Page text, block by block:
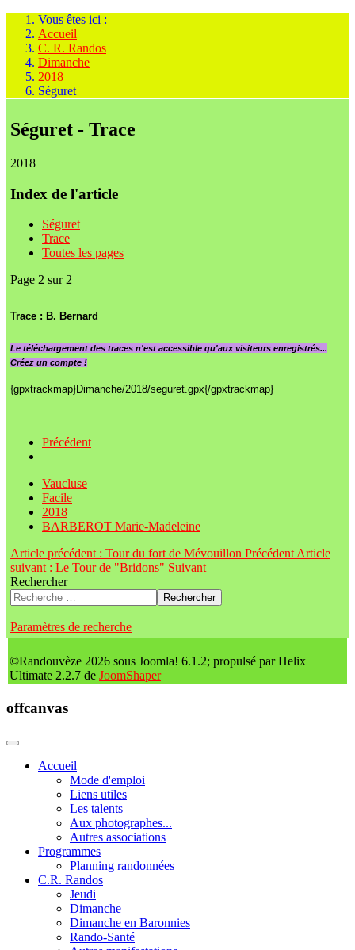
Vous êtes ici :
Accueil
C. R. Randos
Dimanche
2018
Séguret
Séguret - Trace
2018
Index de l'article
Séguret
Trace
Toutes les pages
Page 2 sur 2
Trace : B. Bernard
Le téléchargement des traces n'est accessible qu'aux visiteurs enregistrés...
Créez un compte !
{gpxtrackmap}Dimanche/2018/seguret.gpx{/gpxtrackmap}
Précédent
Vaucluse
Facile
2018
BARBEROT Marie-Madeleine
Article précédent : Tour du fort de Mévouillon Précédent Article
suivant : Le Tour de "Bridons" Suivant
Rechercher
Rechercher
Paramètres de recherche
©Randouvèze 2026 sous Joomla! 6.1.2; propulsé par Helix
Ultimate 2.2.7 de JoomShaper
offcanvas
Accueil
Mode d'emploi
Liens utiles
Les talents
Aux photographes...
Autres associations
Programmes
Planning randonnées
C.R. Randos
Jeudi
Dimanche
Dimanche en Baronnies
Rando-Santé